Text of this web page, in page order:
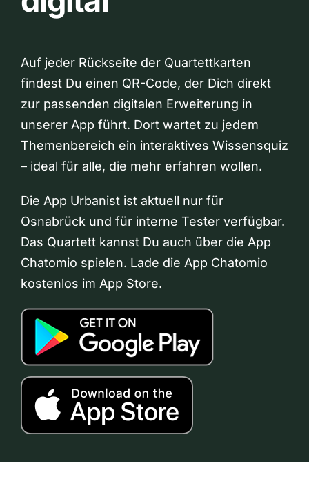
Auf jeder Rückseite der Quartettkarten
findest Du einen QR-Code, der Dich direkt
zur passenden digitalen Erweiterung in
unserer App führt. Dort wartet zu jedem
Themenbereich ein interaktives Wissensquiz
– ideal für alle, die mehr erfahren wollen.
Die App Urbanist ist aktuell nur für
Osnabrück und für interne Tester verfügbar.
Das Quartett kannst Du auch über die App
Chatomio spielen. Lade die App Chatomio
kostenlos im App Store.